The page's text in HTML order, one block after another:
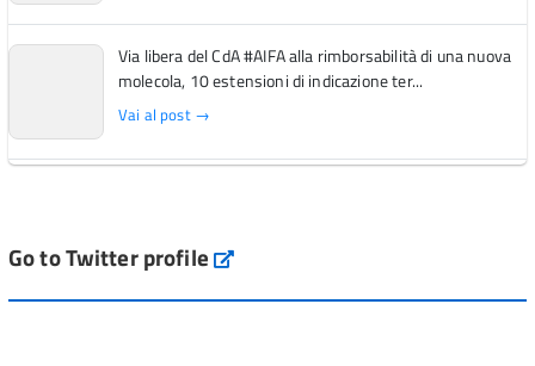
Via libera del CdA #AIFA alla rimborsabilità di una nuova
molecola, 10 estensioni di indicazione ter...
Vai al post →
Vai al post →
Go to Twitter profile aifa_ufficiale